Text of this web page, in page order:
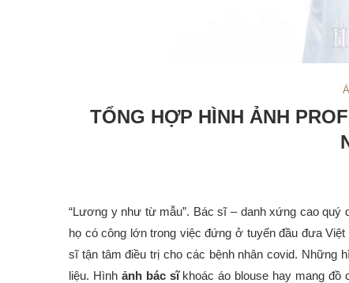
TỔNG HỢP HÌNH ẢNH
“Lương y như từ mẫu”. Bác sĩ – danh xứng cao quý
họ có công lớn trong việc đứng ở tuyến đầu đưa
sĩ tận tâm điều trị cho các bệnh nhân covid. Những
liệu. Hình ảnh bác sĩkhoác áo blouse hay mang đồ